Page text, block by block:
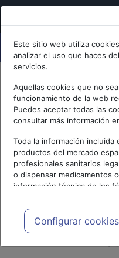
Este sitio web utiliza
analizar el uso que haces
servicios.
Aquellas cookies que no
funcionamiento de la web
Puedes aceptar todas las
consultar más información
Toda la información incluida
productos del mercado
profesionales sanitarios
o dispensar medicamentos
información técnica de los
meramente informativo,
profesionales facultados
cada caso concreto, el
necesidades del paciente.
Configurar cookies
Artículos y